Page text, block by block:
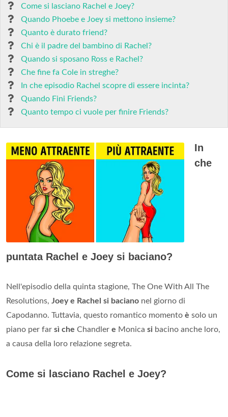
Come si lasciano Rachel e Joey?
Quando Phoebe e Joey si mettono insieme?
Quanto è durato friend?
Chi è il padre del bambino di Rachel?
Quando si sposano Ross e Rachel?
Che fine fa Cole in streghe?
In che episodio Rachel scopre di essere incinta?
Quando Fini Friends?
Quanto tempo ci vuole per finire Friends?
In
che
puntata Rachel e Joey si baciano?
Nell'episodio della quinta stagione, The One With All The
Resolutions, Joey e Rachel si baciano nel giorno di
Capodanno. Tuttavia, questo romantico momento è solo un
piano per far sì che Chandler e Monica si bacino anche loro,
a causa della loro relazione segreta.
Come si lasciano Rachel e Joey?